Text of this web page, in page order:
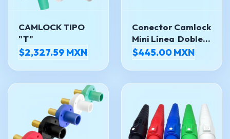
CAMLOCK TIPO
"T"
$2,327.59 MXN
Conector Camlock
Mini Línea Doble
Set Opresor. y
disponible / en
tornillo Hembra
$445.00 MXN